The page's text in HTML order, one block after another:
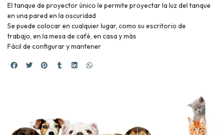
El tanque de proyector único le permite proyectar la luz del tanque
en una pared en la oscuridad
Se puede colocar en cualquier lugar, como su escritorio de
trabajo, en la mesa de café, en casa y más
Fácil de configurar y mantener